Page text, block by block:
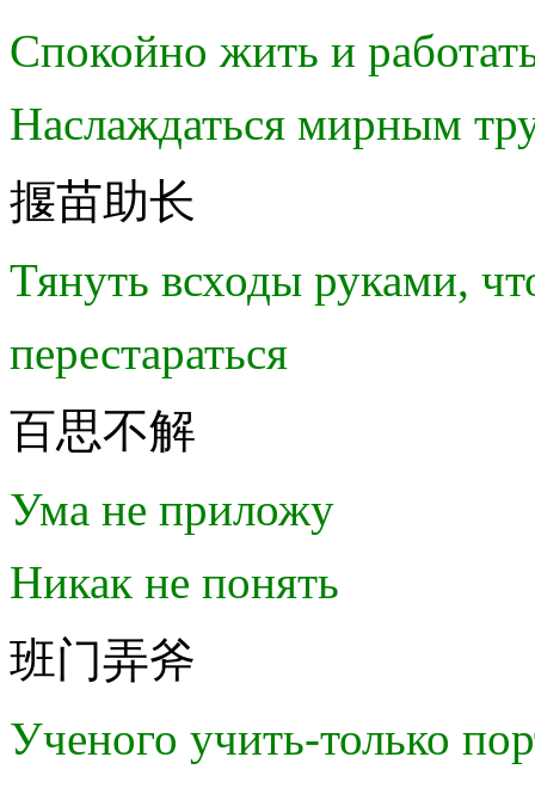
Спокойно жить и
Наслаждаться мирным
揠苗助长
Тянуть всходы руками,
перестараться
百思不解
Ума не приложу
Никак не понять
班门弄斧
Ученого учить-только